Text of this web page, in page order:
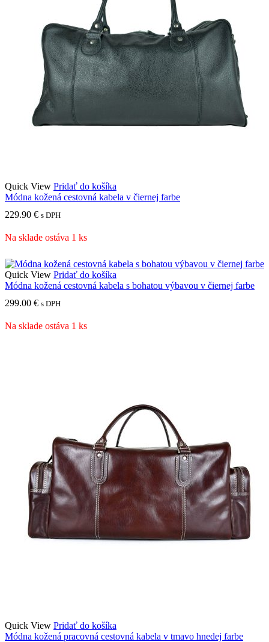
Quick View Pridať do košíka
Módna kožená cestovná kabela v čiernej farbe
229.90 € s DPH
Na sklade ostáva 1 ks
Quick View Pridať do košíka
Módna kožená cestovná kabela s bohatou výbavou v čiernej farbe
299.00 € s DPH
Na sklade ostáva 1 ks
Quick View Pridať do košíka
Módna kožená pracovná cestovná kabela v tmavo hnedej farbe